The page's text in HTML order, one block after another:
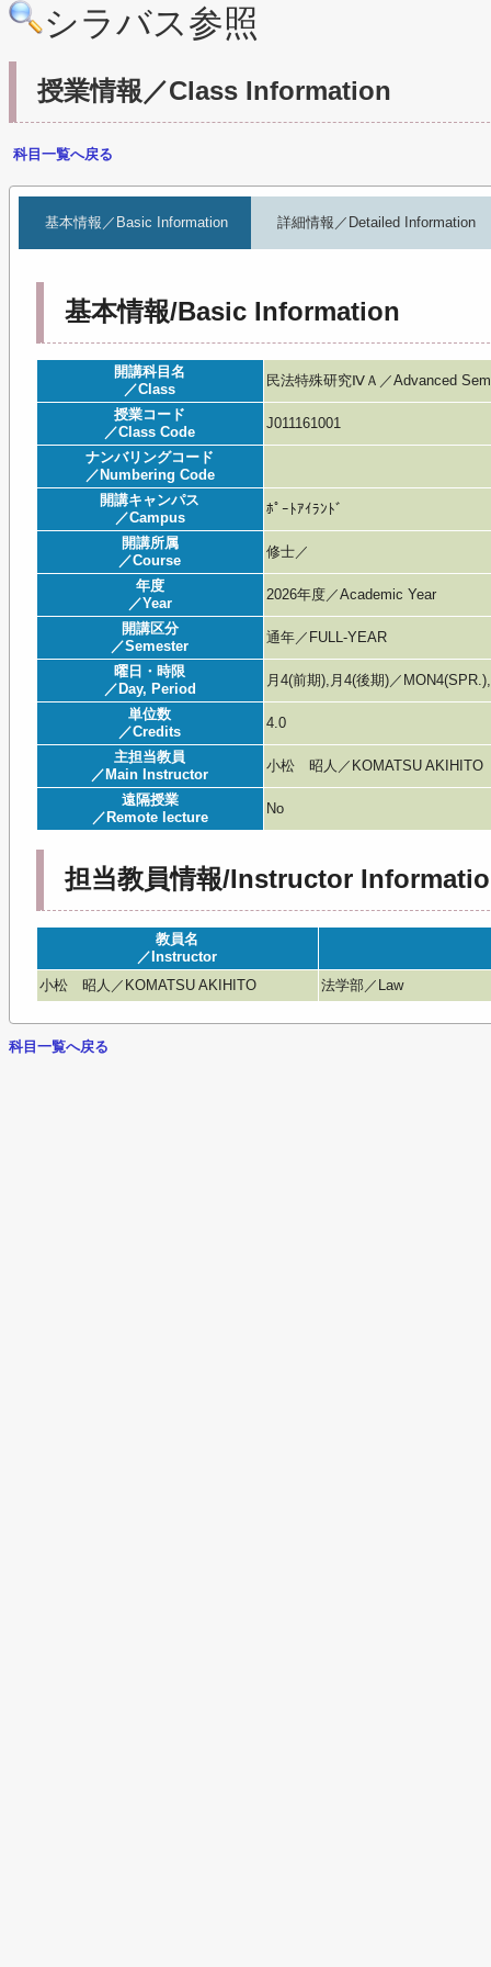
シラバス参照
授業情報／Class Information
科目一覧へ戻る
基本情報／Basic Information 詳細情報／Detailed Information
基本情報/Basic Information
開講科目名
／Class
民法特殊研究ⅣＡ／Advanced
授業コード
／Class Code
J011161001
ナンバリングコード
／Numbering Code
開講キャンパス
／Campus
ﾎﾟｰﾄｱｲﾗﾝﾄﾞ
開講所属
／Course
修士／
年度
／Year
2026年度／Academic Year
開講区分
／Semester
通年／FULL-YEAR
曜日・時限
／Day, Period
月4(前期),月4(後期)／
単位数
／Credits
4.0
主担当教員
／Main Instructor
小松 昭人／KOMATSU AKIHITO
遠隔授業
／Remote lecture
No
担当教員情報/Instructor
教員名
／Instructor
小松 昭人／KOMATSU AKIHITO
法学部／Law
科目一覧へ戻る